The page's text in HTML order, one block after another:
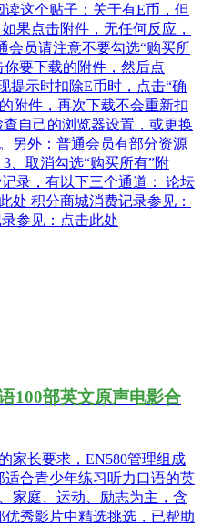
这个贴子：关于有E币，但
果点击附件，无任何反应，
会员请注意不要勾选“购买所
要下载的附件，然后点
提示时扣除E币时，点击“确
附件，再次下载不会重新扣
自己的浏览器设置，或更换
另外：普通会员有部分资源
、取消勾选“购买所有”附
录，有以下三个通道： 论坛
处 积分商城消费记录参见：
参见：点击此处
100部英文原声电影合
家长要求，EN580管理组成
适合青少年练习听力口语的英
家庭、运动、励志为主，含
优秀影片中精选挑选，已帮助